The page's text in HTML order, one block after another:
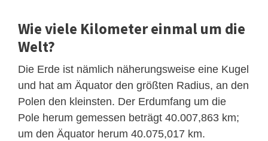
Wie viele Kilometer einmal um die
Welt?
Die Erde ist nämlich näherungsweise eine Kugel
und hat am Äquator den größten Radius, an den
Polen den kleinsten. Der Erdumfang um die
Pole herum gemessen beträgt 40.007,863 km;
um den Äquator herum 40.075,017 km.